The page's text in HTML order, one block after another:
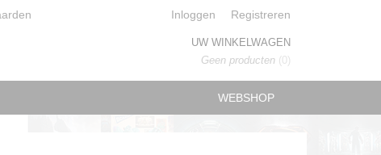
Inloggen Registreren
UW WINKELWAGEN
Geen producten (0)
WEBSHOP